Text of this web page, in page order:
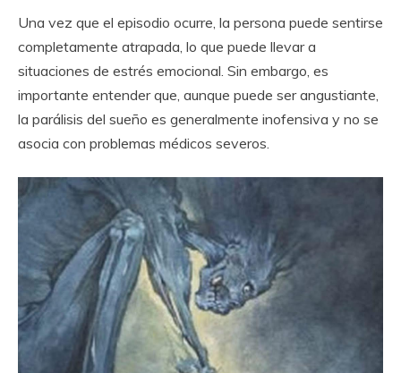
Una vez que el episodio ocurre, la persona puede sentirse
completamente atrapada, lo que puede llevar a
situaciones de estrés emocional. Sin embargo, es
importante entender que, aunque puede ser angustiante,
la parálisis del sueño es generalmente inofensiva y no se
asocia con problemas médicos severos.